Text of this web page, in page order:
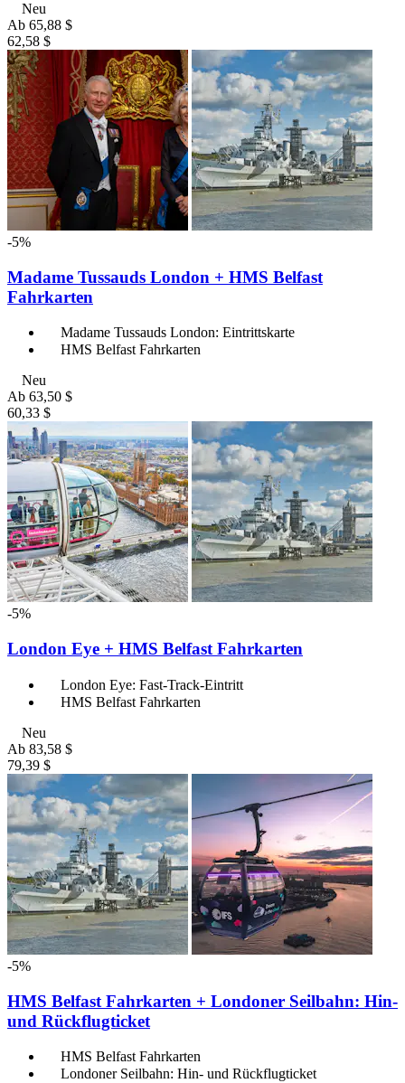
Neu
Ab 65,88 $
62,58 $
-5%
Madame Tussauds London + HMS Belfast
Fahrkarten
Madame Tussauds London: Eintrittskarte
HMS Belfast Fahrkarten
Neu
Ab 63,50 $
60,33 $
-5%
London Eye + HMS Belfast Fahrkarten
London Eye: Fast-Track-Eintritt
HMS Belfast Fahrkarten
Neu
Ab 83,58 $
79,39 $
-5%
HMS Belfast Fahrkarten + Londoner Seilbahn: Hin-
und Rückflugticket
HMS Belfast Fahrkarten
Londoner Seilbahn: Hin- und Rückflugticket